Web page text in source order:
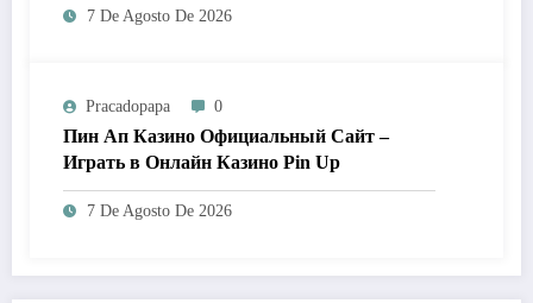
7 De Agosto De 2026
Pracadopapa 0
Пин Ап Казино Официальный Сайт –
Играть в Онлайн Казино Pin Up
7 De Agosto De 2026